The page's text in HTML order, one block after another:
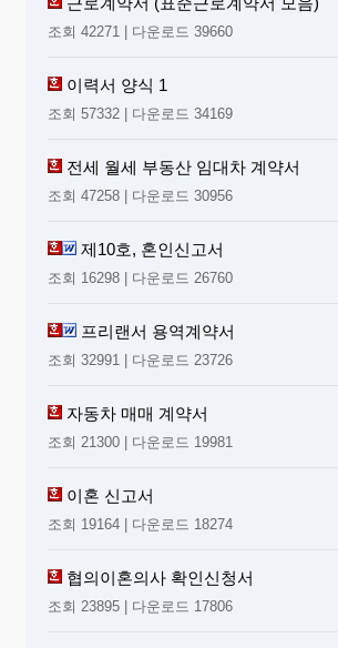
조회 42271 | 다운로드 39660
이력서 양식 1
조회 57332 | 다운로드 34169
전세 월세 부동산 임대차 계약서
조회 47258 | 다운로드 30956
제10호, 혼인신고서
조회 16298 | 다운로드 26760
프리랜서 용역계약서
조회 32991 | 다운로드 23726
자동차 매매 계약서
조회 21300 | 다운로드 19981
이혼 신고서
조회 19164 | 다운로드 18274
협의이혼의사 확인신청서
조회 23895 | 다운로드 17806